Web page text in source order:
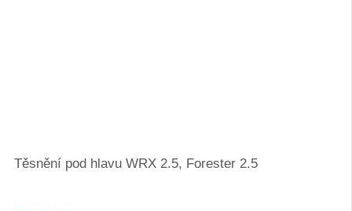
Těsnění pod hlavu WRX 2.5, Forester 2.5